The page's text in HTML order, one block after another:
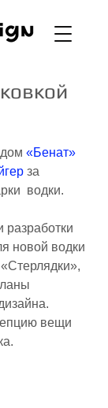
5 звезд.
«Бенат»
за
водки.
разработки
новой водки
вещи